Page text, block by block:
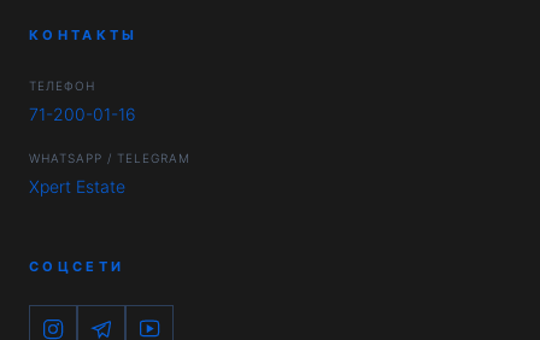
КОНТАКТЫ
ТЕЛЕФОН
71-200-01-16
WHATSAPP / TELEGRAM
Xpert Estate
СОЦСЕТИ